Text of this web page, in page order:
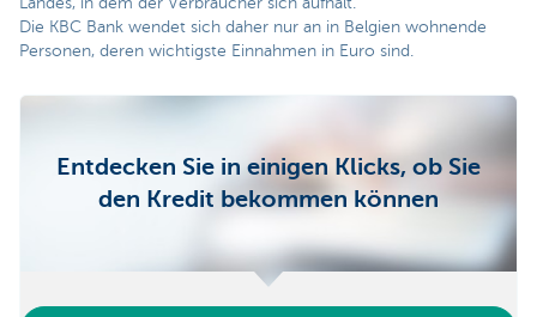
Die KBC Bank wendet sich daher nur an in Belgien wohnende
Personen, deren wichtigste Einnahmen in Euro sind.
Entdecken Sie in einigen Klicks, ob Sie
den Kredit bekommen können